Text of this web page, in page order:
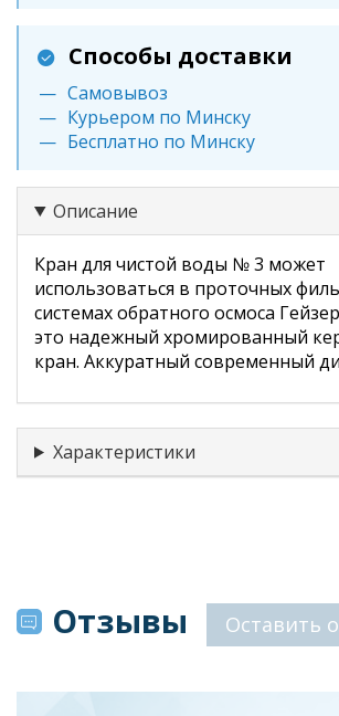
Способы доставки
Самовывоз
Курьером по Минску
Бесплатно по Минску
Описание
Кран для чистой воды № 3 может
использоваться в проточных
системах обратного осмоса
это надежный хромированный
кран. Аккуратный современный
Характеристики
Отзывы Оставить